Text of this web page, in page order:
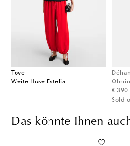
Tove
Weite Hose Estelia
€ 390
Sold
Das könnte Ihnen